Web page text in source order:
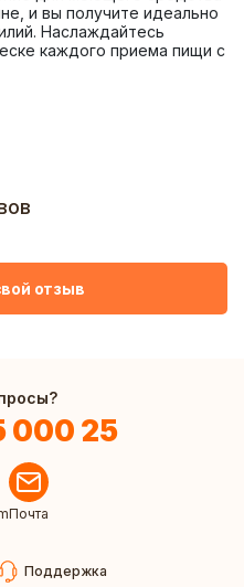
и вы получите идеально
Наслаждайтесь
каждого приема пищи с
отзыв
000 25
Почта
Поддержка